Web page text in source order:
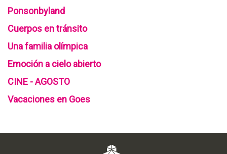
Ponsonbyland
Cuerpos en tránsito
Una familia olímpica
Emoción a cielo abierto
CINE - AGOSTO
Vacaciones en Goes